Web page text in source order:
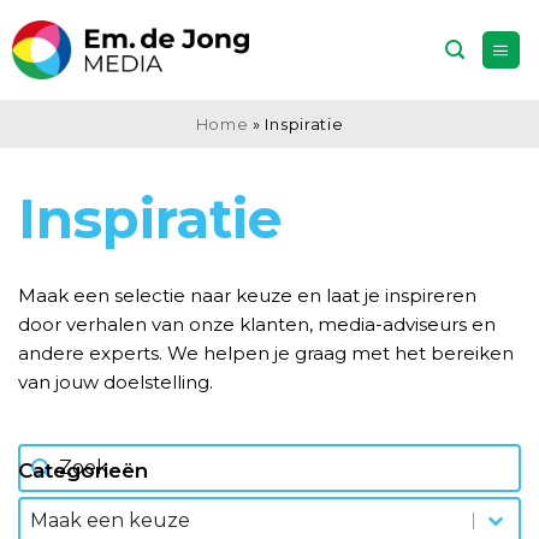
naar
inhoud
Home » Inspiratie
Inspiratie
Maak een selectie naar keuze en laat je inspireren
door verhalen van onze klanten, media-adviseurs en
andere experts. We helpen je graag met het bereiken
van jouw doelstelling.
ZOEKVELD
Search content
Categorieën
CATEGORIEËN
Categorieën